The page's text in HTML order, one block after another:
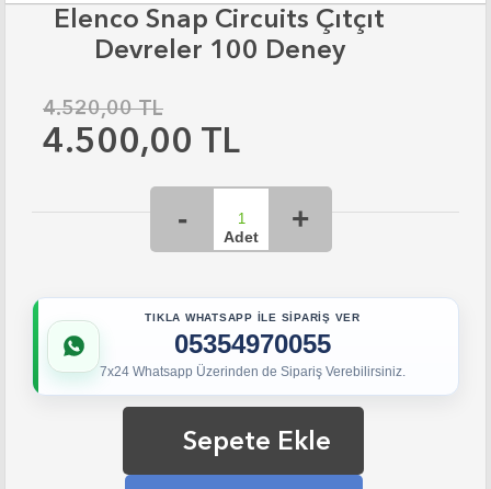
Elenco Snap Circuits Çıtçıt
Devreler 100 Deney
4.520,00 TL
4.500,00 TL
TIKLA WHATSAPP İLE SİPARİŞ VER
05354970055
7x24 Whatsapp Üzerinden de Sipariş Verebilirsiniz.
Sepete Ekle